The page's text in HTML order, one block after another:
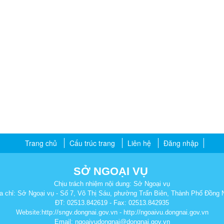
Trang chủ Cấu trúc trang Liên hệ Đăng nhập
SỞ NGOẠI VỤ
Chịu trách nhiệm nội dung: Sở Ngoại vụ
chỉ: Sở Ngoại vụ - Số 7, Võ Thị Sáu, phường Trấn Biên, Thành Phố Đồng
ĐT: 02513.842619 - Fax: 02513.842935
Website:http://sngv.dongnai.gov.vn - http://ngoaivu.dongnai.gov.vn
Email: ngoaivudongnai@dongnai.gov.vn